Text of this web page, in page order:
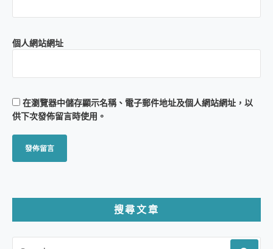
個人網站網址
在瀏覽器中儲存顯示名稱、電子郵件地址及個人網站網址，以
供下次發佈留言時使用。
搜尋文章